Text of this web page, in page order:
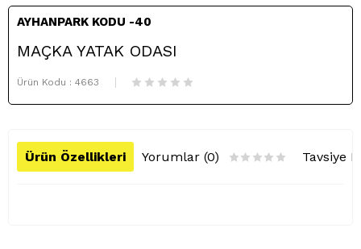
AYHANPARK KODU -40
MAÇKA YATAK ODASI
Ürün Kodu : 4663
Ürün Özellikleri Yorumlar (0) Tavsiye